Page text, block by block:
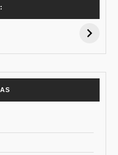
Pessoal: Os